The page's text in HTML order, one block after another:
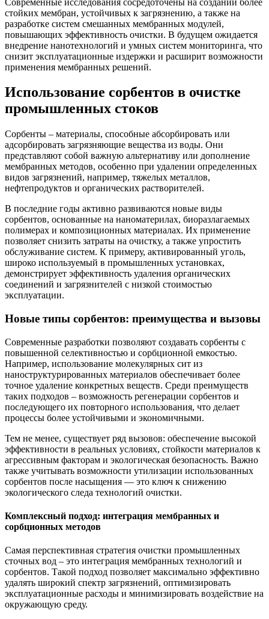
стойких мембран, устойчивых к загрязнению, а также на
разработке систем смешанных мембранных модулей,
повышающих эффективность очистки. В будущем ожидается
внедрение нанотехнологий и умных систем мониторинга, что
снизит эксплуатационные издержки и расширит возможности
применения мембранных решений.
Использование сорбентов в очистке
промышленных стоков
Сорбенты – материалы, способные абсорбировать или
адсорбировать загрязняющие вещества из воды. Они
представляют собой важную альтернативу или дополнение
мембранных методов, особенно при удалении определенных
видов загрязнений, например, тяжелых металлов,
нефтепродуктов и органических растворителей.
В последние годы активно развиваются новые виды
сорбентов, основанные на наноматерилах, биоразлагаемых
полимерах и композиционных материалах. Их применение
позволяет снизить затраты на очистку, а также упростить
обслуживание систем. К примеру, активированный уголь,
широко используемый в промышленных установках,
демонстрирует эффективность удаления органических
соединений и загрязнителей с низкой стоимостью
эксплуатации.
Новые типы сорбентов: преимущества и вызовы
Современные разработки позволяют создавать сорбенты с
повышенной селективностью и сорбционной емкостью.
Например, использование молекулярных сит из
наноструктурированных материалов обеспечивает более
точное удаление конкретных веществ. Среди преимуществ
таких подходов – возможность регенерации сорбентов и
последующего их повторного использования, что делает
процессы более устойчивыми и экономичными.
Тем не менее, существует ряд вызовов: обеспечение высокой
эффективности в реальных условиях, стойкости материалов к
агрессивным факторам и экологическая безопасность. Важно
также учитывать возможности утилизации использованных
сорбентов после насыщения — это ключ к снижению
экологического следа технологий очистки.
Комплексный подход: интеграция мембранных и
сорбционных методов
Самая перспективная стратегия очистки промышленных
сточных вод – это интеграция мембранных технологий и
сорбентов. Такой подход позволяет максимально эффективно
удалять широкий спектр загрязнений, оптимизировать
эксплуатационные расходы и минимизировать воздействие на
окружающую среду.